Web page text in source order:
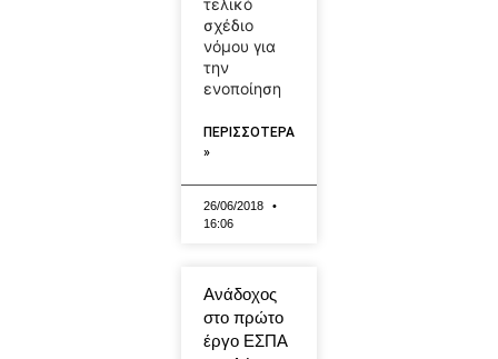
σχέδιο
νόμου για
την
ενοποίηση
ΠΕΡΙΣΣΟΤΕΡΑ
»
26/06/2018
16:06
Ανάδοχος
στο πρώτο
έργο ΕΣΠΑ